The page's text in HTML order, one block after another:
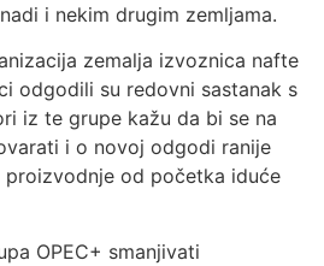
i nekim drugim zemljama.
zemalja izvoznica nafte
odgodili su redovni sastanak s
iz te grupe kažu da bi se na
i o novoj odgodi ranije
proizvodnje od početka iduće
OPEC+ smanjivati